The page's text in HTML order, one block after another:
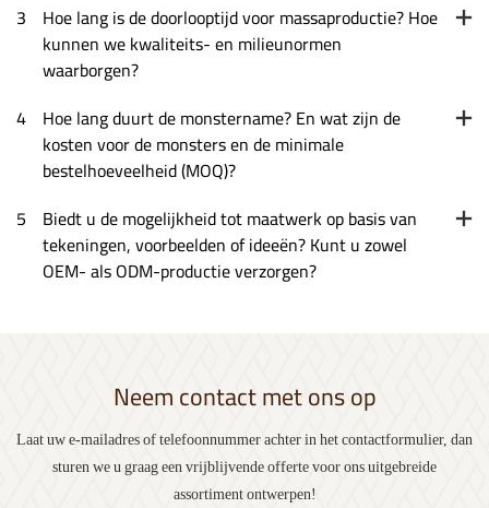
3 Hoe lang is de doorlooptijd voor massaproductie? Hoe
kunnen we kwaliteits- en milieunormen
waarborgen?
4 Hoe lang duurt de monstername? En wat zijn de
kosten voor de monsters en de minimale
bestelhoeveelheid (MOQ)?
5 Biedt u de mogelijkheid tot maatwerk op basis van
tekeningen, voorbeelden of ideeën? Kunt u zowel
OEM- als ODM-productie verzorgen?
Neem contact met ons op
Laat uw e-mailadres of telefoonnummer achter in het contactformulier, dan
sturen we u graag een vrijblijvende offerte voor ons uitgebreide
assortiment ontwerpen!